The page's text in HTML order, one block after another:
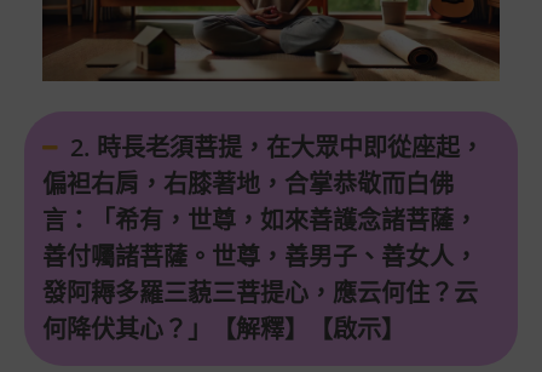
2. 時長老須菩提，在大眾中即從座起，
偏袒右肩，右膝著地，合掌恭敬而白佛
言：「希有，世尊，如來善護念諸菩薩，
善付囑諸菩薩。世尊，善男子、善女人，
發阿耨多羅三藐三菩提心，應云何住？云
何降伏其心？」【解釋】【啟示】